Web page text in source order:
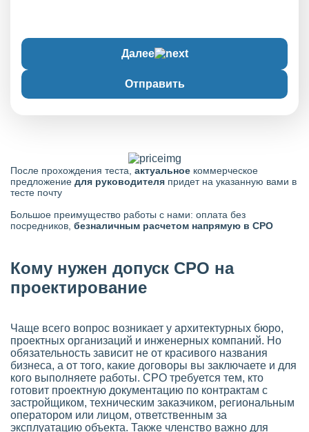
Далее
Отправить
После прохождения теста, актуальное коммерческое
предложение для руководителя придет на указанную вами в
тесте почту
Большое преимущество работы с нами: оплата без
посредников, безналичным расчетом напрямую в СРО
Кому нужен допуск СРО на
проектирование
Чаще всего вопрос возникает у архитектурных бюро,
проектных организаций и инженерных компаний. Но
обязательность зависит не от красивого названия
бизнеса, а от того, какие договоры вы заключаете и для
кого выполняете работы. СРО требуется тем, кто
готовит проектную документацию по контрактам с
застройщиком, техническим заказчиком, региональным
оператором или лицом, ответственным за
эксплуатацию объекта. Также членство важно для